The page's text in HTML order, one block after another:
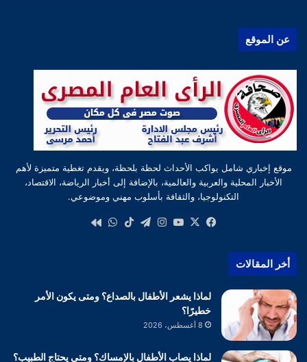
عن الموقع
موقع إخباري شامل يواكب الأحداث لحظة بلحظة، ويقدم تغطية متميزة لأهم
الأخبار المحلية والعربية والعالمية، بالإضافة إلى أخبار الرياضة، الاقتصاد،
التكنولوجيا، والثقافة بأسلوب مهني وموضوعي.
فيسبوك
‫X
‫YouTube
انستقرام
تيلقرام‫TikTokواتساب
أخر المقالات
لماذا يشعر الأطفال بالصداع؟ ومتى يكون الأمر
خطيرًا؟
8 أغسطس، 2026
لماذا يصاب الأطفال بالإمساك؟ ومتى يحتاج الطبيب؟